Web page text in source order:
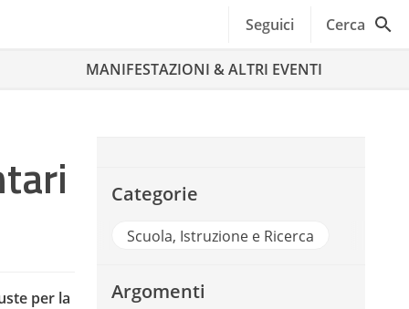
Seguici Cerca
MANIFESTAZIONI & ALTRI EVENTI
per la
Categorie
Scuola, Istruzione e Ricerca
Argomenti